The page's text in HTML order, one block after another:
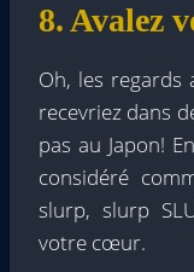
8. Avalez
Oh, les regards
recevriez dans
pas au Japon!
considéré
slurp, slurp
votre cœur.